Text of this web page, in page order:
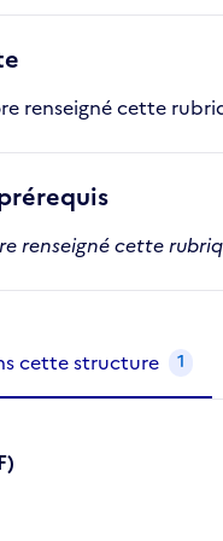
renseigné cette
renseigné cette
structure
cette structure 1